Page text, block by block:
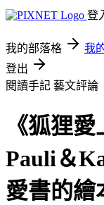
登
我的部落格 我
登出
閱讀手記 藝文評論
《狐狸
Pauli＆
愛書的繪